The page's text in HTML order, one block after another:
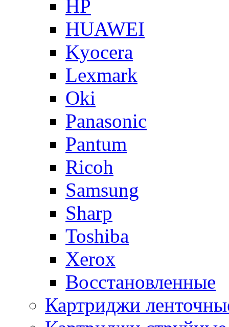
HP
HUAWEI
Kyocera
Lexmark
Oki
Panasonic
Pantum
Ricoh
Samsung
Sharp
Toshiba
Xerox
Восстановленные
Картриджи